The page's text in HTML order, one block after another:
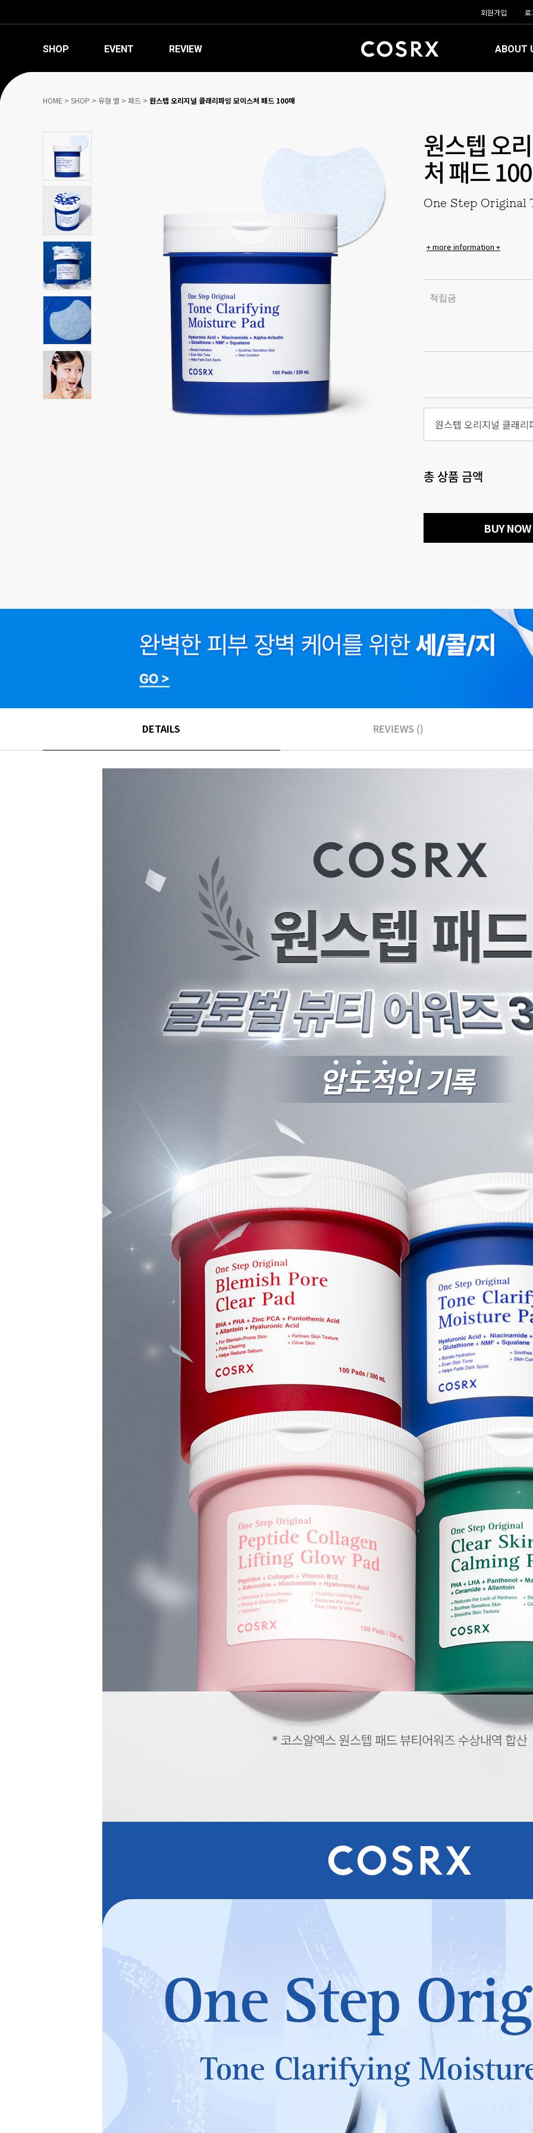
회원가입 로
SHOP EVENT REVIEW ABOUT
HOME > SHOP > 유형 별 > 패드 > 원스텝 오리지널 클래리파잉 모이스처 패드 100매
원스텝 오
처 패드
One Step Original
+ more information +
적립금
총 상품 금액
BUY NOW
DETAILS REVIEWS ()